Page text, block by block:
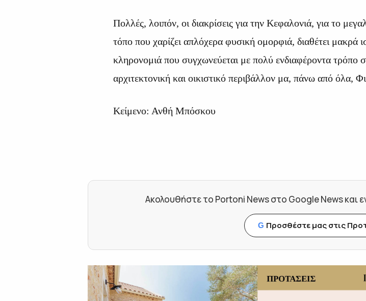
Πολλές, λοιπόν, οι διακρίσεις για την Κεφαλονιά, για το
τόπο που χαρίζει απλόχερα φυσική ομορφιά, διαθέτει μακρά
κληρονομιά που συγχωνεύεται με πολύ ενδιαφέροντα
αρχιτεκτονική και οικιστικό περιβάλλον μα, πάνω από όλα,
Κείμενο: Ανθή Μπόσκου
Ακολουθήστε το Portoni News στο Google News και
G Προσθέστε μας στις